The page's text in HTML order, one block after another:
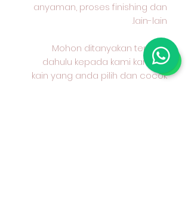
anyaman, proses finishing dan
lain-lain.
Mohon ditanyakan terlebih
dahulu kepada kami karakter
kain yang anda pilih dan cocok